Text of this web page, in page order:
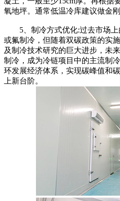
氧地坪。通常低温冷库建议做金刚
5、制冷方式优化:过去市场上
或氟制冷，但随着双碳政策的实
及制冷技术研究的巨大进步，未
制冷，成为冷链项目中的主流制
环发展经济体系，实现碳峰值和
上新台阶。